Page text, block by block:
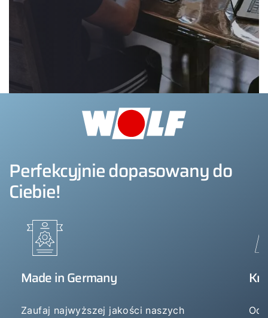
Perfekcyjnie dopasowany do
Ciebie!
Made in Germany
Zaufaj najwyższej jakości naszych
Od